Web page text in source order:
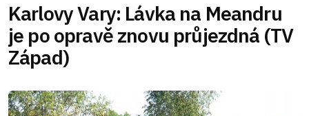
Karlovy Vary: Lávka na Meandru
je po opravě znovu průjezdná (TV
Západ)